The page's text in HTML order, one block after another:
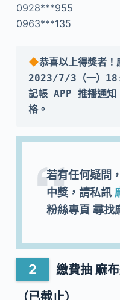
0928***955
0963***135
恭喜以上得獎者
2023/7/3（一）
記帳 APP 推播通知
格。
若有任何疑問
中獎，請私訊
粉絲專頁 尋找
繳費抽 麻
（已截止）